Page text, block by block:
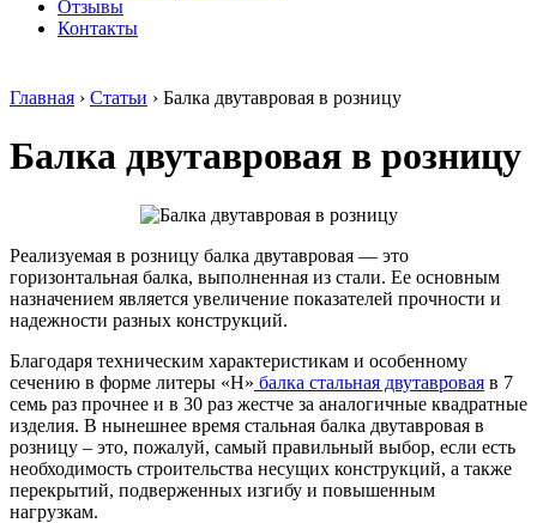
Трубы
AISI
Трубы
нержавеющие
электросварные
AISI
квадратные
Трубы
электросварные
AISI
Трубы
нержавеющие
перфорированные
Трубы
нержавеющие
Общестроительный
Плита
Профиль
алюминиевый
(вентиляционный)
Тавр
алюминиевый
Уголок
алюминиевый
Фольга
алюминиевая
Чушка
алюминиевая
Швеллер
Отводы
PP-R
Заглушки
стальные
Тройники
стальные
Хомуты
стальные
Крепеж
Отзывы
Контакты
Главная › Статьи › Балка двутавровая в розницу
Балка двутавровая в розницу
Реализуемая в розницу балка двутавровая — это
горизонтальная балка, выполненная из стали. Ее основным
назначением является увеличение показателей прочности и
надежности разных конструкций.
Благодаря техническим характеристикам и особенному
сечению в форме литеры «Н» балка стальная двутавровая в 7
семь раз прочнее и в 30 раз жестче за аналогичные квадратные
изделия. В нынешнее время стальная балка двутавровая в
розницу – это, пожалуй, самый правильный выбор, если есть
необходимость строительства несущих конструкций, а также
перекрытий, подверженных изгибу и повышенным
нагрузкам.